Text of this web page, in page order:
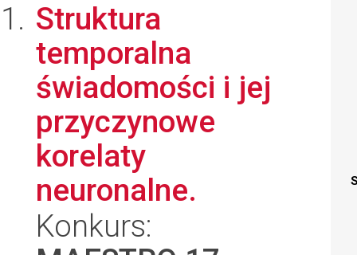
Struktura
temporalna
świadomości i jej
przyczynowe
korelaty
neuronalne.
Konkurs: